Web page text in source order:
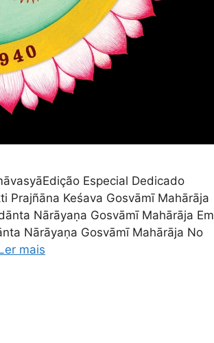
Especial Dedicado
Prajñāna Keśava Gosvāmī Mahārāja
Nārāyaṇa Gosvāmī Mahārāja Em
Nārāyaṇa Gosvāmī Mahārāja No
mais